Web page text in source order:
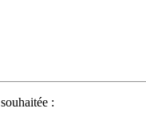
souhaitée :